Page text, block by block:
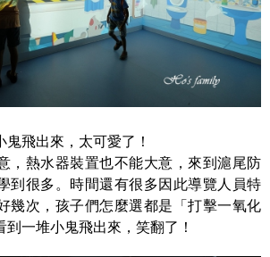
飛出來，太可愛了！
，熱水器裝置也不能大意，來到滬尾防
到很多。時間還有很多因此導覽人員特
幾次，孩子們怎麼選都是「打擊一氧化
一堆小鬼飛出來，笑翻了！